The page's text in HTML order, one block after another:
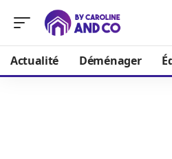
Actualité Déménager